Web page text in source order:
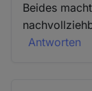
Beides
Antworten